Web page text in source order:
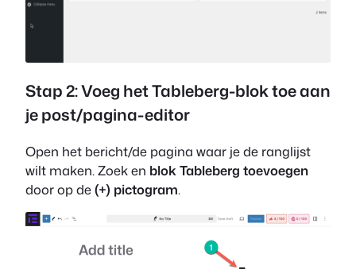
Stap 2: Voeg het Tableberg-blok toe aan
je post/pagina-editor
Open het bericht/de pagina waar je de ranglijst
wilt maken. Zoek en blok Tableberg toevoegen
door op de(+) pictogram.